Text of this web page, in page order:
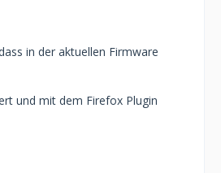
in der aktuellen Firmware
und mit dem Firefox Plugin